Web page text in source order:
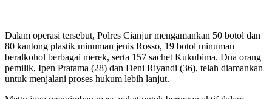
Dalam operasi tersebut, Polres Cianjur mengamankan 50 botol dan
80 kantong plastik minuman jenis Rosso, 19 botol minuman
beralkohol berbagai merek, serta 157 sachet Kukubima. Dua orang
pemilik, Ipen Pratama (28) dan Deni Riyandi (36), telah diamankan
untuk menjalani proses hukum lebih lanjut.